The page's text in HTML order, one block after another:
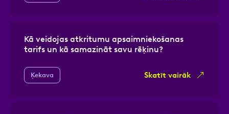
Kā veidojas atkritumu apsaimniekošanas
tarifs un kā samazināt savu rēķinu?
Ķekava Skatīt vairāk